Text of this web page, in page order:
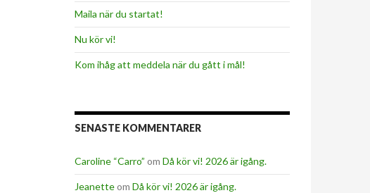
Maila när du startat!
Nu kör vi!
Kom ihåg att meddela när du gått i mål!
SENASTE KOMMENTARER
Caroline “Carro” om Då kör vi! 2026 är igång.
Jeanetteom Då kör vi! 2026 är igång.